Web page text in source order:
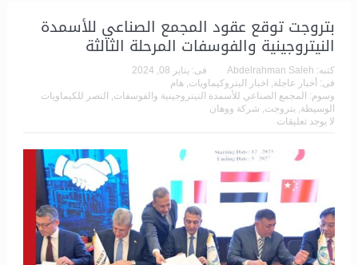
بتروجت توقع عقود المجمع الصناعي للأسمدة
النيتروجينية والفوسفات المرحلة الثالثة
كتبه: Abdelrahman Saleh فى: يناير 08, 2024
فى: أخبار عاجلة اخبار البتروكيماويات هام
وسوم: المجمع الصناعي للأسمدة النيتروجينية والفوسفات النصر للكيماويات
الوسيطة بتروجت شركة ووهان
لا يوجد تعليقات